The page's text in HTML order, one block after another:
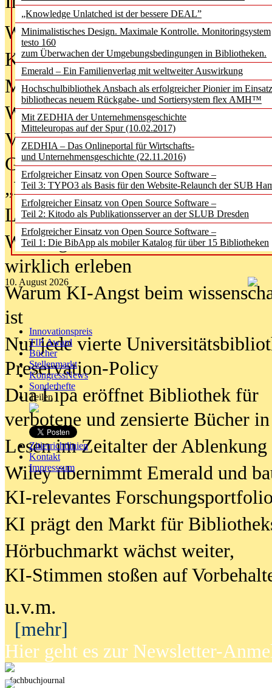
„Knowledge Unlatched ist der bessere DEAL”
Minimalistisches Design. Maximale Kontrolle. Monitoringsystem
testo 160
zum Überwachen der Umgebungsbedingungen in Bibliotheken.
Emerald – Ein Familienverlag mit weltweiter Auswirkung
Hochschulbibliothek Ansbach als erfolgreicher Pionier im
bibliothecas neuem Rückgabe- und Sortiersystem flex AMH™
Mit ZEDHIA der Unternehmensgeschichte
Mitteleuropas auf der Spur (10.02.2017)
ZEDHIA – Das Onlineportal für Wirtschafts-
und Unternehmensgeschichte (22.11.2016)
Erfolgreicher Einsatz von Open Source Software –
Teil 3: TYPO3 als Basis für den Website-Relaunch der SUB
Erfolgreicher Einsatz von Open Source Software –
Teil 2: Kitodo als Publikationsserver an der SLUB Dresden
Erfolgreicher Einsatz von Open Source Software –
Teil 1: Die BibApp als mobiler Katalog für über 15 Bibliotheken
10. August 2026
Innovationspreis
TIP Award
Bücher
Stellenmarkt
KongressNews
Sonderhefte
Teilen
Zitierrichtlinien
Kontakt
Impresssum
Was Hochschul­bibliotheken von
Kinder in der digitalen Welt
Metadaten als Infrastruktur
Wenn Bots katalogisieren
Von Abschlusskleidern bis
Geisterjagd-Ausrüstung in der
„Library of Things“ unterwegs
Lesen als Infrastrukturaufgabe
Wie Jugendliche Social Media
wirklich erleben
Warum KI-Angst beim
ist
Nur jede vierte
Preservation-Policy
Dua Lipa eröffnet Bibliothek für
verbotene und zensierte Bücher
Lesen im Zeitalter der Ablenkung
Wiley übernimmt Emerald und
KI-relevantes
KI prägt den Markt für
Hörbuchmarkt wächst weiter,
KI-Stimmen stoßen auf
u.v.m.
[mehr]
Hier geht es zur Newsletter-
fachbuchjournal